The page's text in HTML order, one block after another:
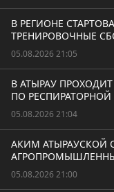
В РЕГИОНЕ
ТРЕНИРОВОЧНЫЕ
05.08.2026 21:05
В АТЫРАУ
ПО
05.08.2026 21:04
АКИМ АТЫРАУСКОЙ
05.08.2026 21:00